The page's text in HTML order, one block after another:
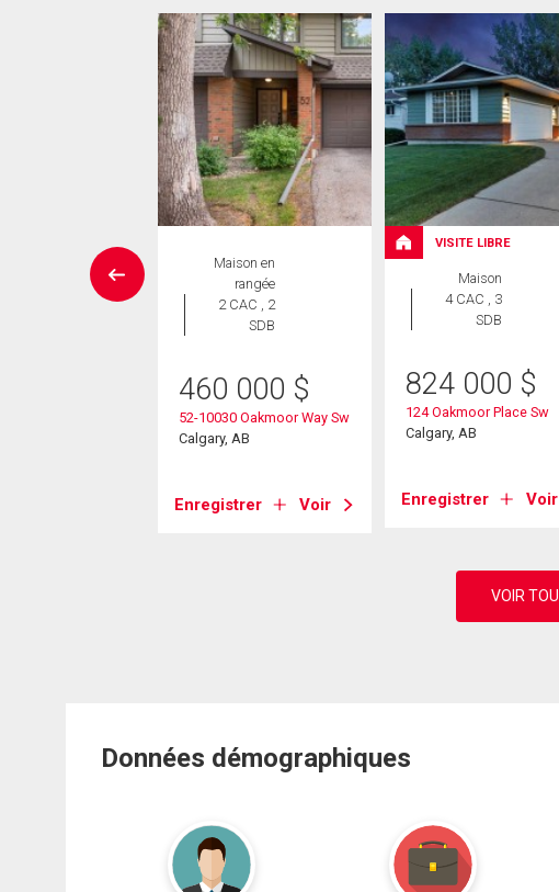
Maison en
rangée
2 CAC , 2
SDB
460 000 $
52-10030 Oakmoor Way Sw
Calgary, AB
Enregistrer Voir
VISITE LIBRE
Maison
4 CAC , 3
SDB
824 000 $
124 Oakmoor Place Sw
Calgary, AB
Enregistrer Voir
Données démographiques